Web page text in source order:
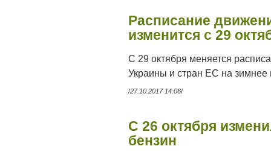
Расписание
изменится с 29
С 29 октября меняется
Украины и стран ЕС на зимнее
/27.10.2017 14:06/
С 26 октября
бензин